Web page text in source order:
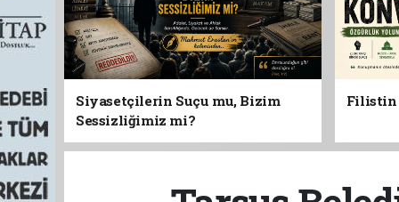
Siyasetçilerin Suçu mu, Bizim
Sessizliğimiz mi?
Filistin